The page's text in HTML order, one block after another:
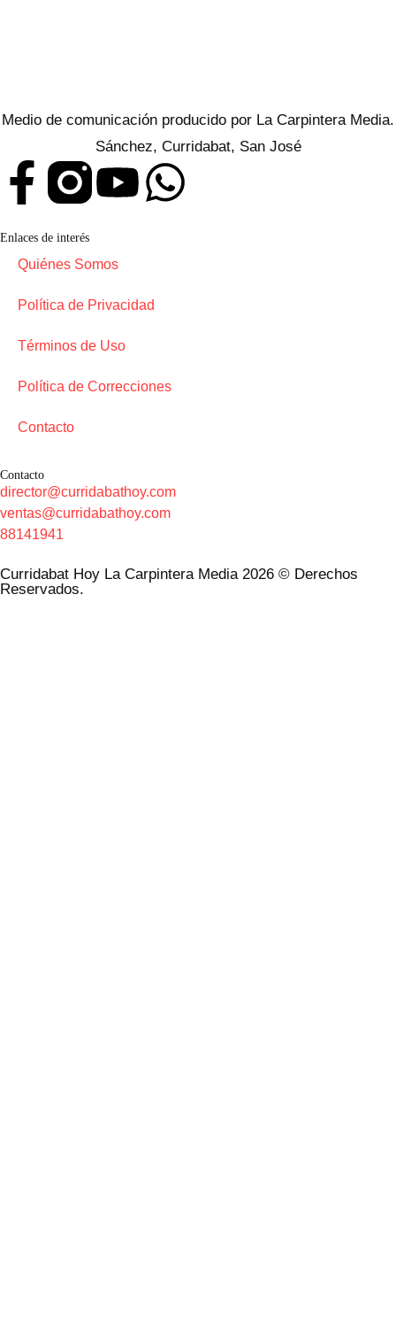
Medio de comunicación producido por La Carpintera Media.
Sánchez, Curridabat, San José
Enlaces de interés
Quiénes Somos
Política de Privacidad
Términos de Uso
Política de Correcciones
Contacto
Contacto
director@curridabathoy.com
ventas@curridabathoy.com
88141941
Curridabat Hoy La Carpintera Media 2026 © Derechos
Reservados.